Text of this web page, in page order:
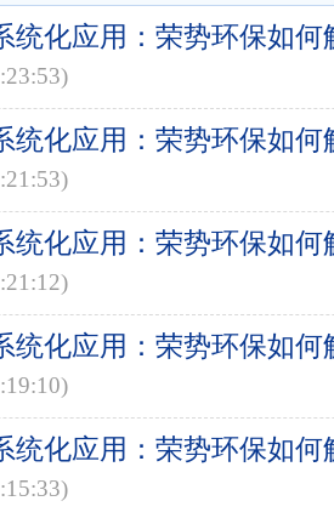
统化应用：荣势环保如何
统化应用：荣势环保如何
统化应用：荣势环保如何
统化应用：荣势环保如何
统化应用：荣势环保如何